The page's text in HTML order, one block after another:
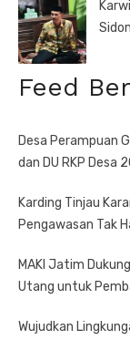
Feed
Desa Perampuan
dan DU RKP
Karding Tinjau
Pengawasan Tak
MAKI Jatim
Utang untuk
Wujudkan